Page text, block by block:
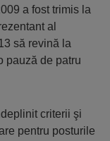
a fost trimis la
al
să revină la
pauză de patru
criterii şi
pentru posturile